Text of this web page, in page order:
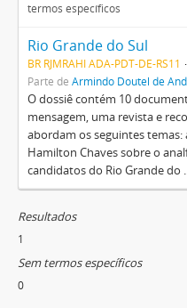
termos específicos
Rio Grande do Sul
BR RJMRAHI ADA-PDT-DE-RS11
Parte de Armindo Doutel de
O dossiê contém 10
mensagem, uma revista e
abordam os seguintes
Hamilton Chaves sobre o
candidatos do Rio Grande do
Resultados
1
Sem termos específicos
0